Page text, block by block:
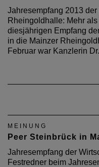
Jahresempfang 2013
Rheingoldhalle: Mehr
diesjährigen Empfang
in die Mainzer
Februar war Kanzlerin
MEINUNG
Peer Steinbrück in
Jahresempfang der
Festredner beim